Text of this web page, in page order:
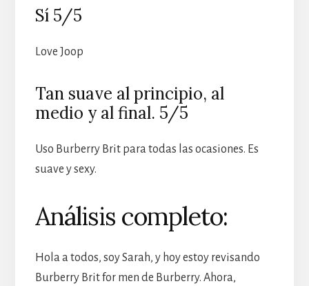
Sí 5/5
Love Joop
Tan suave al principio, al
medio y al final. 5/5
Uso Burberry Brit para todas las ocasiones. Es
suave y sexy.
Análisis completo:
Hola a todos, soy Sarah, y hoy estoy revisando
Burberry Brit for men de Burberry. Ahora,